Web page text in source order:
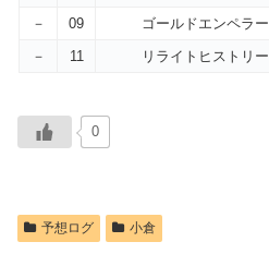
－
09 ゴールドエンペラー
－
11 リライトヒストリー
0
予想ログ 小倉